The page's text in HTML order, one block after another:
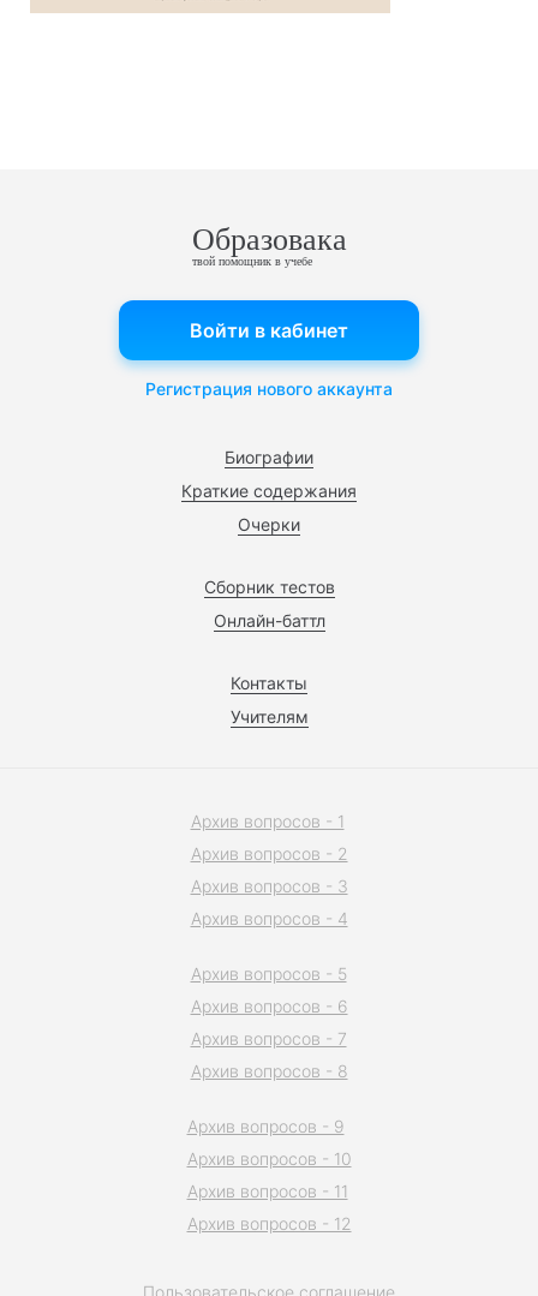
Образовака
твой помощник в учебе
Биографии
Краткие содержания
Очерки
Сборник тестов
Онлайн-баттл
Контакты
Учителям
Войти в кабинет
Регистрация нового аккаунта
Пользовательское соглашение
Архив вопросов - 1
Архив вопросов - 2
Архив вопросов - 3
Архив вопросов - 4
Архив вопросов - 5
Архив вопросов - 6
Архив вопросов - 7
Архив вопросов - 8
Архив вопросов - 9
Архив вопросов - 10
Архив вопросов - 11
Архив вопросов - 12